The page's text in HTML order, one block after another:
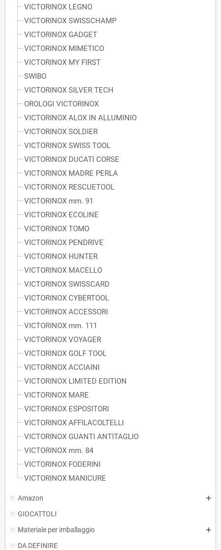
VICTORINOX LEGNO
VICTORINOX SWISSCHAMP
VICTORINOX GADGET
VICTORINOX MIMETICO
VICTORINOX MY FIRST
SWIBO
VICTORINOX SILVER TECH
OROLOGI VICTORINOX
VICTORINOX ALOX IN ALLUMINIO
VICTORINOX SOLDIER
VICTORINOX SWISS TOOL
VICTORINOX DUCATI CORSE
VICTORINOX MADRE PERLA
VICTORINOX RESCUETOOL
VICTORINOX mm. 91
VICTORINOX ECOLINE
VICTORINOX TOMO
VICTORINOX PENDRIVE
VICTORINOX HUNTER
VICTORINOX MACELLO
VICTORINOX SWISSCARD
VICTORINOX CYBERTOOL
VICTORINOX ACCESSORI
VICTORINOX mm. 111
VICTORINOX VOYAGER
VICTORINOX GOLF TOOL
VICTORINOX ACCIAINI
VICTORINOX LIMITED EDITION
VICTORINOX MARE
VICTORINOX ESPOSITORI
VICTORINOX AFFILACOLTELLI
VICTORINOX GUANTI ANTITAGLIO
VICTORINOX mm. 84
VICTORINOX FODERINI
VICTORINOX MANICURE
Amazon
GIOCATTOLI
Materiale per imballaggio
DA DEFINIRE